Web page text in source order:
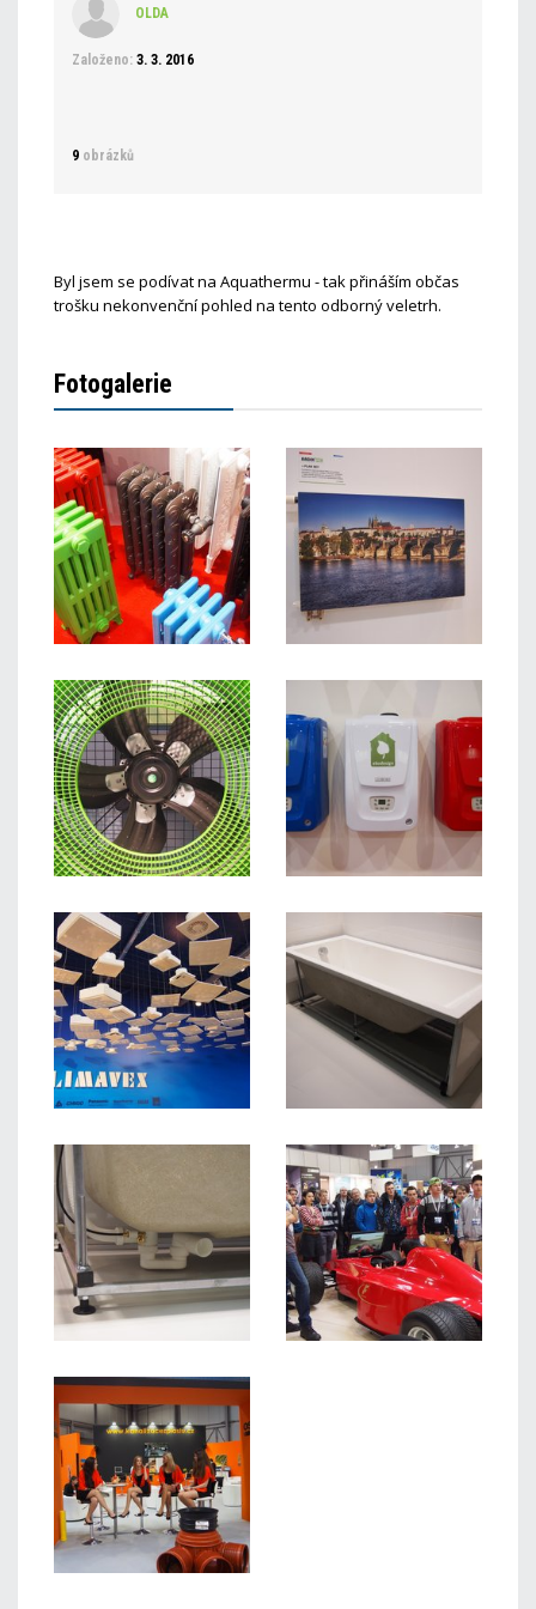
OLDA
Založeno: 3. 3. 2016
9 obrázků
Byl jsem se podívat na Aquathermu - tak přináším občas
trošku nekonvenční pohled na tento odborný veletrh.
Fotogalerie